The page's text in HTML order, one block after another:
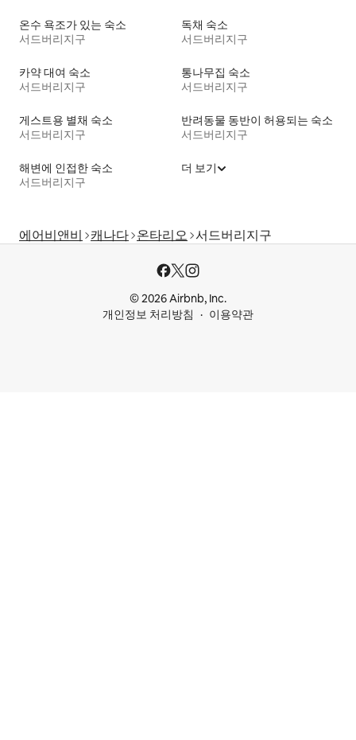
온수 욕조가 있는 숙소
서드버리지구
독채 숙소
서드버리지구
카약 대여 숙소
서드버리지구
통나무집 숙소
서드버리지구
게스트용 별채 숙소
서드버리지구
반려동물 동반이 허용되는 숙소
서드버리지구
해변에 인접한 숙소
서드버리지구
더 보기
에어비앤비 캐나다 온타리오 서드버리지구
© 2026 Airbnb, Inc.
개인정보 처리방침
이용약관